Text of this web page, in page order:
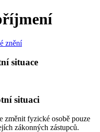
znění
situace
situaci
změnit fyzické osobě pouze
zákonných zástupců.